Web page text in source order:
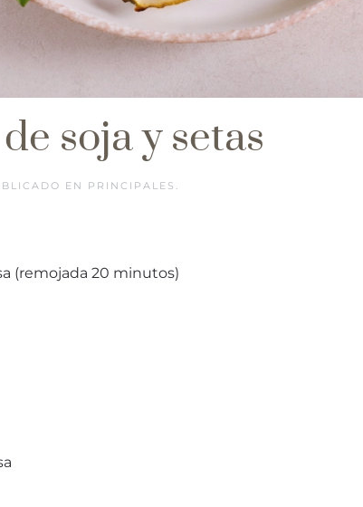
soja y setas
EN PRINCIPALES .
(remojada 20 minutos)